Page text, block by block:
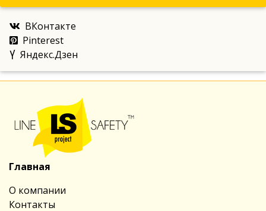
ВКонтакте
Pinterest
Яндекс.Дзен
Главная
О компании
Контакты